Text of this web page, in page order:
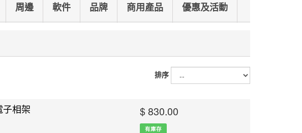
周邊 軟件 品牌 商用產品 優惠及活動
排序
子相架 $ 830.00
有庫存